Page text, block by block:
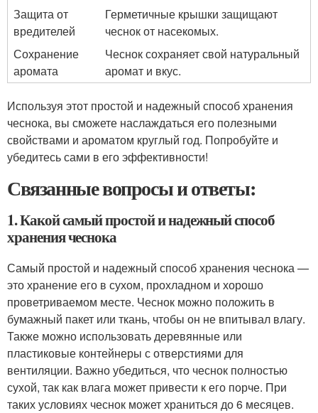
Защита от
вредителей
Герметичные крышки защищают
чеснок от насекомых.
Сохранение
аромата
Чеснок сохраняет свой натуральный
аромат и вкус.
Используя этот простой и надежный способ хранения
чеснока, вы сможете наслаждаться его полезными
свойствами и ароматом круглый год. Попробуйте и
убедитесь сами в его эффективности!
Связанные вопросы и ответы:
1. Какой самый простой и надежный способ
хранения чеснока
Самый простой и надежный способ хранения чеснока —
это хранение его в сухом, прохладном и хорошо
проветриваемом месте. Чеснок можно положить в
бумажный пакет или ткань, чтобы он не впитывал влагу.
Также можно использовать деревянные или
пластиковые контейнеры с отверстиями для
вентиляции. Важно убедиться, что чеснок полностью
сухой, так как влага может привести к его порче. При
таких условиях чеснок может храниться до 6 месяцев.